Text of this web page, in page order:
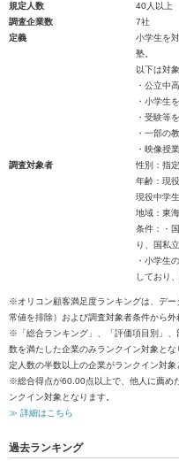
規定人数
40人以上
調査企業数
7社
定義
小学生を
塾。
以下は対
・公立中
・小学生
・受験等
・一部の
・映像授
調査対象者
性別：指定
年齢：現
現役中学
地域：東
条件：・
り、国私
・小学生
しており
※オリコン顧客満足度ランキングは、デ
常値を排除）および調査対象者条件から
※「総合ランキング」、「評価項目別」、
数を満たした企業のみランクイン対象と
定人数の半数以上の企業がランクイン対象
※総合得点が60.00点以上で、他人に薦め
ンクイン対象となります。
≫ 詳細はこちら
過去ランキング